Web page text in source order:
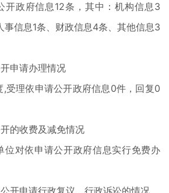
开政府信息12条，其中：机构信息3
事信息1条、财政信息4条、其他信息3
申请办理情况
,受理依申请公开政府信息0件，回复0
的收费及减免情况
位对依申请公开政府信息实行免费办
开申请行政复议、行政诉讼的情况